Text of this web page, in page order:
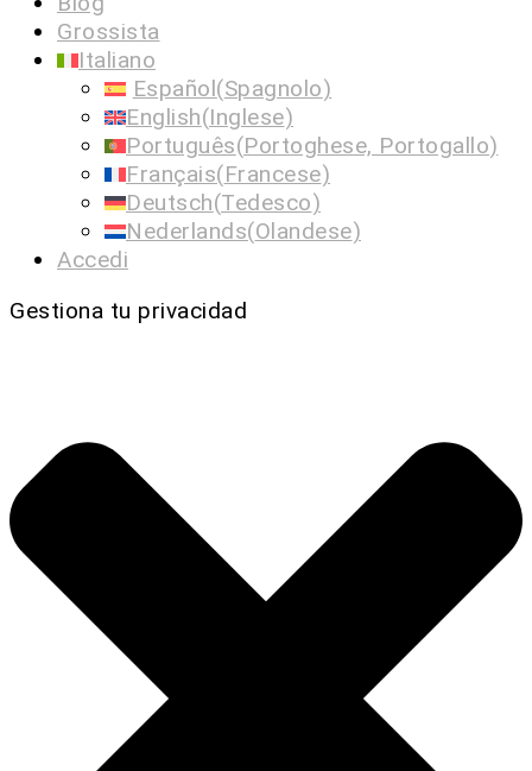
Grossista
Italiano
Español(Spagnolo)
English(Inglese)
Português(Portoghese, Portogallo)
Français(Francese)
Deutsch(Tedesco)
Nederlands(Olandese)
Accedi
Gestiona tu privacidad